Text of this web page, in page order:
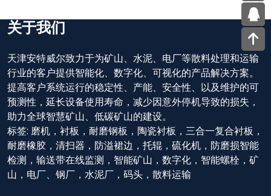
关于我们
天津安特威尔致力于为矿山、水泥、电厂等散料处理和运输
行业的客户提供智能化、数字化、可视化的产品解决方案。
提高客户系统运行的稳定性、产能、安全性、以及维护的可
预测性，延长设备使用寿命，减少因意外停机导致的损失，
助力全球智慧矿山、低碳矿山的建设。
标签: 磨机，衬板，耐磨钢板，陶瓷衬板，三合一复合衬板，
耐磨橡胶，清扫器，防溢裙边，托辊，硫化机，防磨损智能
检测，输送带在线监测，智能矿山，数字化，智能螺栓，矿
山，电厂、钢厂，水泥厂，码头，散料运输